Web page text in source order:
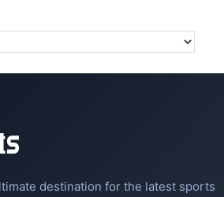
destination for the latest sports